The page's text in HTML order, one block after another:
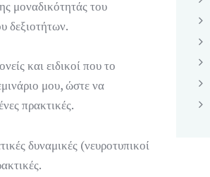
μοναδικότητάς του
δεξιοτήτων.
και ειδικοί που το
μου, ώστε να
πρακτικές.
δυναμικές (νευροτυπικοί